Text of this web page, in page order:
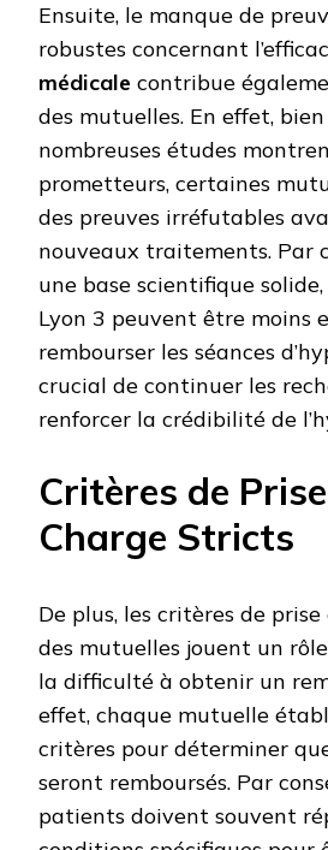
Ensuite, le manque de
robustes concernant
médicale contribue
des mutuelles. En effet,
nombreuses études
prometteurs, certaines
des preuves irréfutables
nouveaux traitements. Par
une base scientifique
Lyon 3 peuvent être moins
rembourser les séances
crucial de continuer les
renforcer la crédibilité de
Critères de
Charge Stricts
De plus, les critères de
des mutuelles jouent un
la difficulté à obtenir un
effet, chaque mutuelle
critères pour déterminer
seront remboursés. Par
patients doivent souvent